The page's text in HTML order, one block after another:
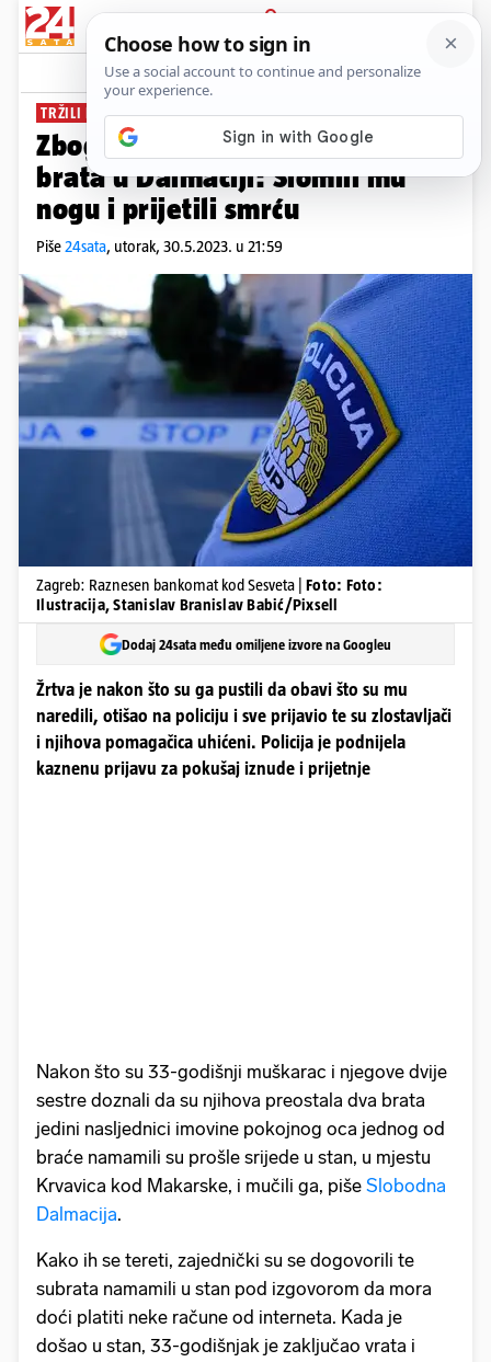
PRIJAVA
News Komentari
TRŽILI DA IM PRIPIŠE POLA KUĆE
Zbog nasljedstva zatočili i mučili
brata u Dalmaciji: Slomili mu
nogu i prijetili smrću
Piše24sata, utorak, 30.5.2023. u 21:59
Zagreb: Raznesen bankomat kod Sesveta | Foto: Foto:
Ilustracija, Stanislav Branislav Babić/Pixsell
Dodaj 24sata među omiljene izvore na Googleu
Žrtva je nakon što su ga pustili da obavi što su mu
naredili, otišao na policiju i sve prijavio te su zlostavljači
i njihova pomagačica uhićeni. Policija je podnijela
kaznenu prijavu za pokušaj iznude i prijetnje
Nakon što su 33-godišnji muškarac i njegove dvije
sestre doznali da su njihova preostala dva brata
jedini nasljednici imovine pokojnog oca jednog od
braće namamili su prošle srijede u stan, u mjestu
Krvavica kod Makarske, i mučili ga, piše Slobodna
Dalmacija.
Kako ih se tereti, zajednički su se dogovorili te
subrata namamili u stan pod izgovorom da mora
doći platiti neke račune od interneta. Kada je
došao u stan, 33-godišnjak je zaključao vrata i